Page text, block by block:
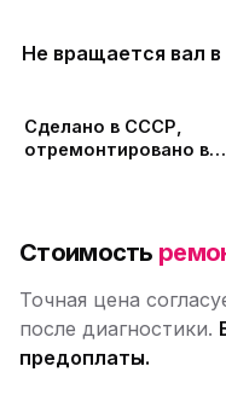
Не вращается вал в
Сделано в СССР,
отремонтировано в
Стоимость
Точная цена
после диагностики.
предоплаты.